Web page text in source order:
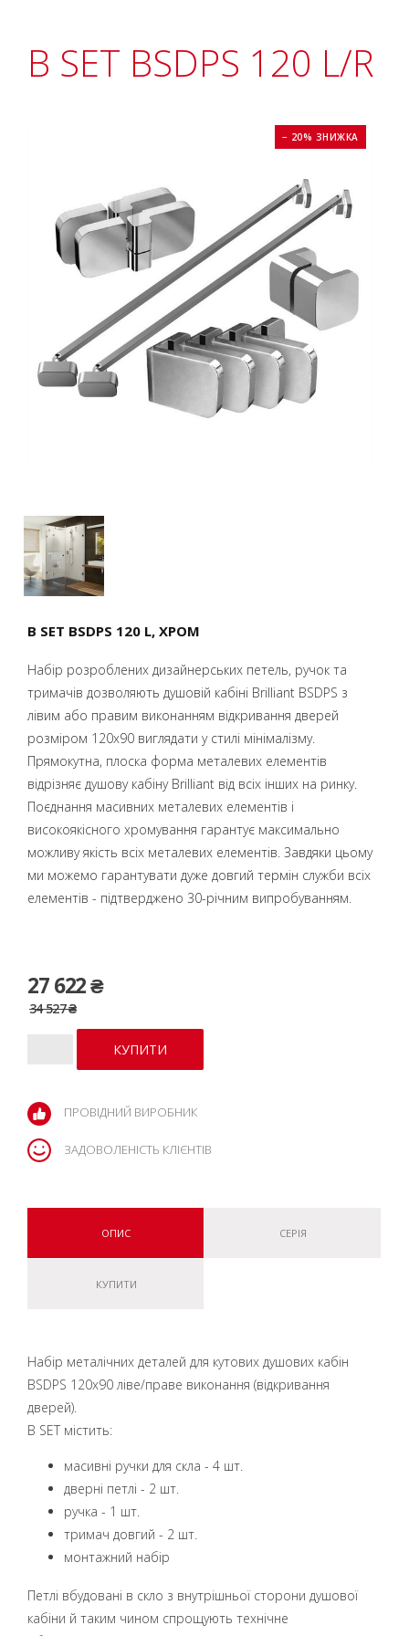
B SET BSDPS 120 L/R
− 20% ЗНИЖКА
B SET BSDPS 120 L, ХРОМ
Набір розроблених дизайнерських петель, ручок та
тримачів дозволяють душовій кабіні Brilliant BSDPS з
лівим або правим виконанням відкривання дверей
розміром 120x90 виглядати у стилі мінімалізму.
Прямокутна, плоска форма металевих елементів
відрізняє душову кабіну Brilliant від всіх інших на ринку.
Поєднання масивних металевих елементів і
високоякісного хромування гарантує максимально
можливу якість всіх металевих елементів. Завдяки цьому
ми можемо гарантувати дуже довгий термін служби всіх
елементів - підтверджено 30-річним випробуванням.
27 622 ₴
34 527 ₴
ПРОВІДНИЙ ВИРОБНИК
ЗАДОВОЛЕНІСТЬ КЛІЄНТІВ
ОПИС СЕРІЯ
КУПИТИ
Набір металічних деталей для кутових душових кабін
BSDPS 120x90 ліве/праве виконання (відкривання
дверей).
B SET містить:
масивні ручки для скла - 4 шт.
дверні петлі - 2 шт.
ручка - 1 шт.
тримач довгий - 2 шт.
монтажний набір
Петлі вбудовані в скло з внутрішньої сторони душової
кабіни й таким чином спрощують технічне